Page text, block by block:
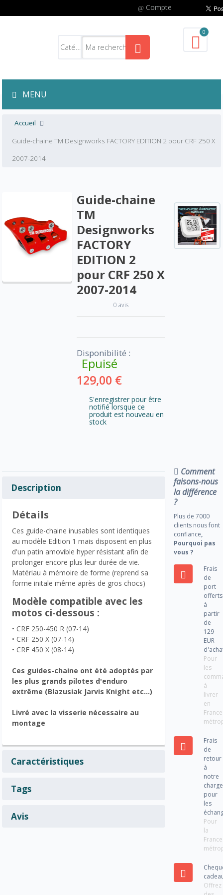
Compte
0
MENU
Accueil
Guide-chaine TM Designworks FACTORY EDITION 2 pour CRF 250 X
2007-2014
Guide-chaine
TM
Designworks
FACTORY
EDITION 2
pour CRF 250 X
2007-2014
0 avis
Disponibilité :
Epuisé
129,00 €
S'enregistrer pour être
notifié lorsque ce
produit est nouveau en
stock
Description
Détails
Ces guide-chaine inusables sont identiques
au modèle Edition 1 mais disposent en plus
d'un patin amovible hyper résistant afin de
prolonger encore plus leur durée de vie.
Matériau à mémoire de forme (reprend sa
forme initale même après de gros chocs)
Modèle compatible avec les
motos ci-dessous :
• CRF 250-450 R (07-14)
• CRF 250 X (07-14)
• CRF 450 X (08-14)
Ces guides-chaine ont été adoptés par
les plus grands pilotes d'enduro
extrême (Blazusiak Jarvis Knight etc...)
Livré avec la visserie nécessaire au
montage
Caractéristiques
Tags
Avis
Comment
faisons-nous
la différence
?
Plus de 7000
clients nous font
confiance,
Pourquoi pas
vous ?
Frais
de
port
offerts
à
partir
de
129
EUR
Pour
les
à
livrer
en
France
Frais
de
retour
à
notre
charge
pour
les
Pour
la
France
Offrez